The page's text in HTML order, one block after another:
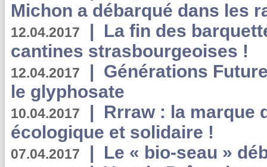
Michon a débarqué dans les
12.04.2017 | La fin des
cantines strasbourgeoises !
12.04.2017 | Générations
le glyphosate
10.04.2017 | Rrraw : la marque
écologique et solidaire !
07.04.2017 | Le « bio-seau »